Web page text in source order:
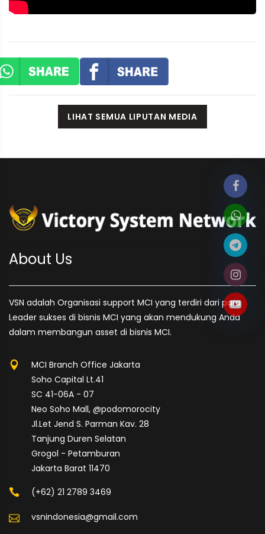
LIHAT SEMUA LIPUTAN MEDIA
About Us
VSN adalah Organisasi support MCI yang terdiri dari para
Leader sukses di bisnis MCI yang akan mendukung Anda
dalam membangun asset di bisnis MCI.
MCI Branch Office Jakarta
Soho Capital Lt.41
SC 41-06A - 07
Neo Soho Mall, @podomorocity
Jl.Let Jend S. Parman Kav. 28
Tanjung Duren Selatan
Grogol - Petamburan
Jakarta Barat 11470
(+62) 21 2789 3469
vsnindonesia@gmail.com